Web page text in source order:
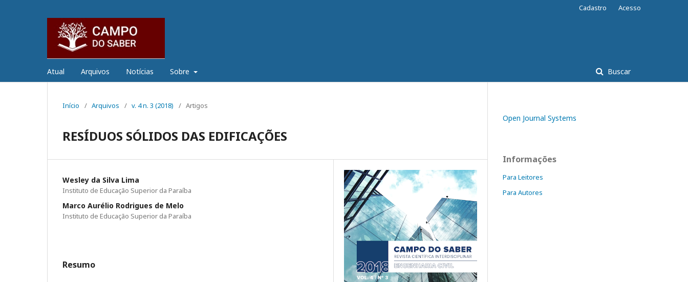
Atual Arquivos Notícias Sobre Buscar
Cadastro Acesso
Início / Arquivos / v. 4 n. 3 (2018) / Artigos
RESÍDUOS SÓLIDOS DAS EDIFICAÇÕES
Wesley da Silva Lima
Instituto de Educação Superior da Paraíba
Marco Aurélio Rodrigues de Melo
Instituto de Educação Superior da Paraíba
Resumo
Open Journal Systems
Informações
Para Leitores
Para Autores